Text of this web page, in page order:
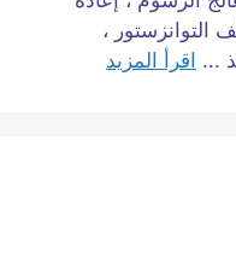
التوانزستور ،
... اقرأ المزيد